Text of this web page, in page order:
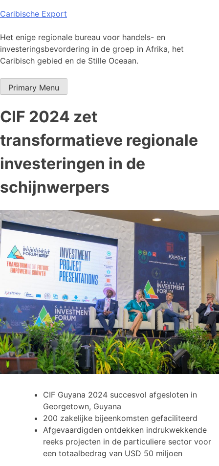
Skip
content
Caribische Export
Het enige regionale bureau voor handels- en
investeringsbevordering in de groep in Afrika, het
Caribisch gebied en de Stille Oceaan.
Primary Menu
CIF 2024 zet
transformatieve regionale
investeringen in de
schijnwerpers
CIF Guyana 2024 succesvol afgesloten in
Georgetown, Guyana
200 zakelijke bijeenkomsten gefaciliteerd
Afgevaardigden ontdekken indrukwekkende
reeks projecten in de particuliere sector voor
een totaalbedrag van USD 50 miljoen